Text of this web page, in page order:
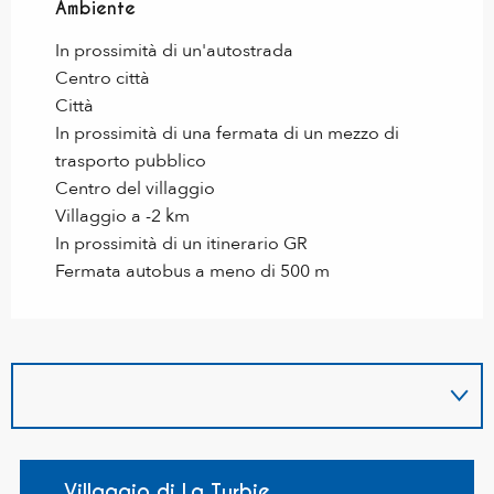
Ambiente
Ambiente
In prossimità di un'autostrada
Centro città
Città
In prossimità di una fermata di un mezzo di
trasporto pubblico
Centro del villaggio
Villaggio a -2 km
In prossimità di un itinerario GR
Fermata autobus a meno di 500 m